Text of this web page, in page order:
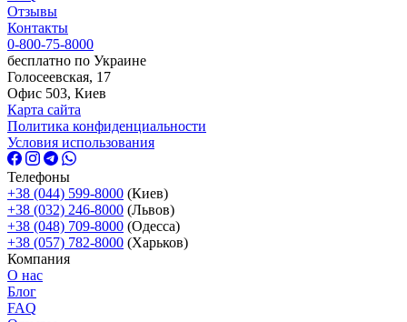
Отзывы
Контакты
0-800-75-8000
бесплатно по Украине
Голосеевская, 17
Офис 503, Киев
Карта сайта
Политика конфиденциальности
Условия использования
Телефоны
+38 (044) 599-8000 (Киев)
+38 (032) 246-8000 (Львов)
+38 (048) 709-8000 (Одесcа)
+38 (057) 782-8000 (Харьков)
Компания
О нас
Блог
FAQ